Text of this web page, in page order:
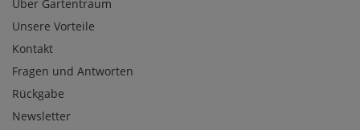
Über Gartentraum
Unsere Vorteile
Kontakt
Fragen und Antworten
Rückgabe
Newsletter